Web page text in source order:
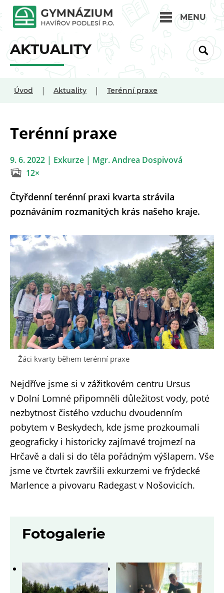
MENU
AKTUALITY
Úvod | Aktuality | Terénní praxe
Terénní praxe
9. 6. 2022 | Exkurze | Mgr. Andrea Dospivová
12×
Čtyřdenní terénní praxi kvarta strávila
poznáváním rozmanitých krás našeho kraje.
Žáci kvarty během terénní praxe
Nejdříve jsme si v zážitkovém centru Ursus
v Dolní Lomné připomněli důležitost vody, poté
nezbytnost čistého vzduchu dvoudenním
pobytem v Beskydech, kde jsme prozkoumali
geograficky i historicky zajímavé trojmezí na
Hrčavě a dali si do těla pořádným výšlapem. Vše
jsme ve čtvrtek završili exkurzemi ve frýdecké
Marlence a pivovaru Radegast v Nošovicích.
Fotogalerie